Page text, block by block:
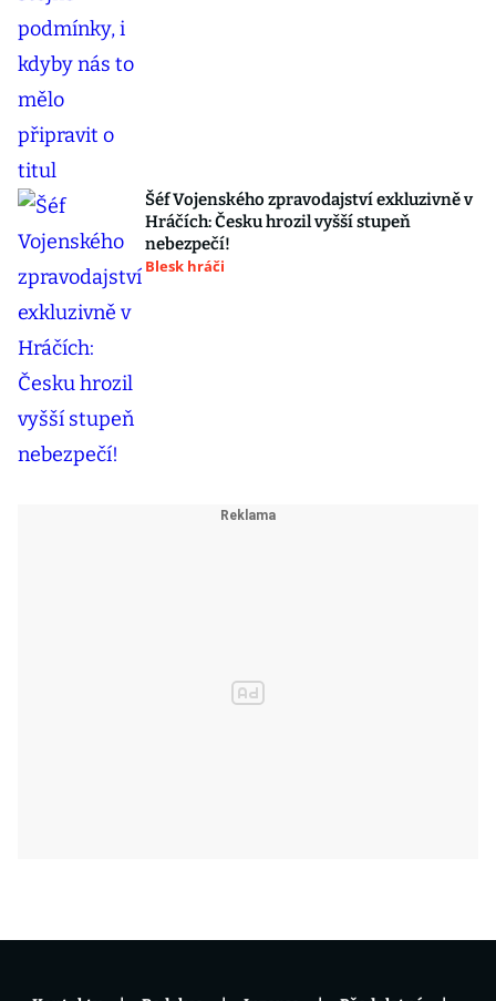
Šéf Vojenského zpravodajství exkluzivně v
Hráčích: Česku hrozil vyšší stupeň
nebezpečí!
Blesk hráči